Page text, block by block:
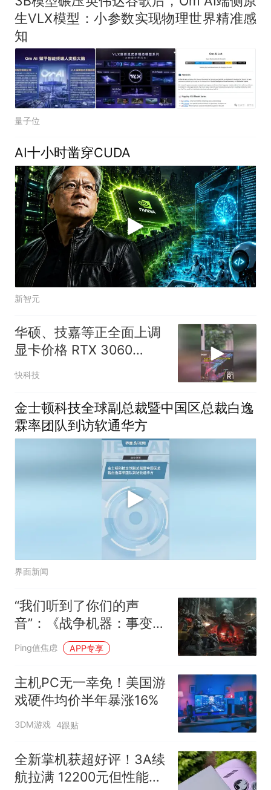
生VLX模型：小参数实现物理世界精准感
知
量子位
AI十小时凿穿CUDA
新智元
华硕、技嘉等正全面上调
显卡价格 RTX 3060
12GB都快涨千元
快科技
金士顿科技全球副总裁暨中国区总裁白逸
霖率团队到访软通华方
界面新闻
“我们听到了你们的声
音”：《战争机器：事变
日》Beta 测试追加 4v4
模式
Ping值焦虑 APP专享
主机PC无一幸免！美国游
戏硬件均价半年暴涨16%
3DM游戏 4跟贴
全新掌机获超好评！3A续
航拉满 12200元但性能极